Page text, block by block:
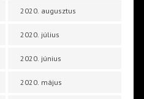
2020. augusztus
2020. július
2020. június
2020. május